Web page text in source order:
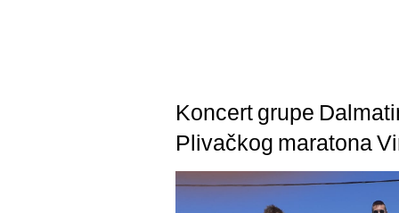
Koncert grupe
Plivačkog maratona